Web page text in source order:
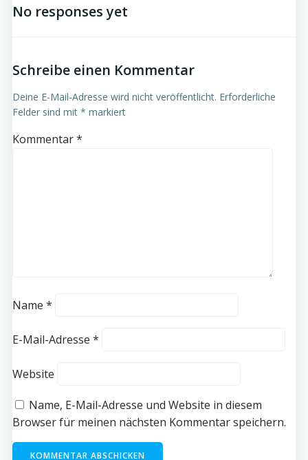
No responses yet
Schreibe einen Kommentar
Deine E-Mail-Adresse wird nicht veröffentlicht. Erforderliche
Felder sind mit * markiert
Kommentar*
Name *
E-Mail-Adresse *
Website
Name, E-Mail-Adresse und Website in diesem
Browser für meinen nächsten Kommentar speichern.